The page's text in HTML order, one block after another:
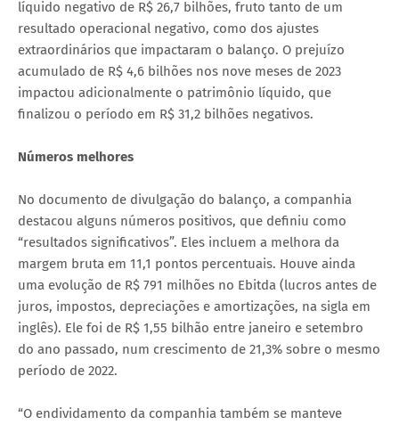
líquido negativo de R$ 26,7 bilhões, fruto tanto de um
resultado operacional negativo, como dos ajustes
extraordinários que impactaram o balanço. O prejuízo
acumulado de R$ 4,6 bilhões nos nove meses de 2023
impactou adicionalmente o patrimônio líquido, que
finalizou o período em R$ 31,2 bilhões negativos.
Números melhores
No documento de divulgação do balanço, a companhia
destacou alguns números positivos, que definiu como
“resultados significativos”. Eles incluem a melhora da
margem bruta em 11,1 pontos percentuais. Houve ainda
uma evolução de R$ 791 milhões no Ebitda (lucros antes de
juros, impostos, depreciações e amortizações, na sigla em
inglês). Ele foi de R$ 1,55 bilhão entre janeiro e setembro
do ano passado, num crescimento de 21,3% sobre o mesmo
período de 2022.
“O endividamento da companhia também se manteve